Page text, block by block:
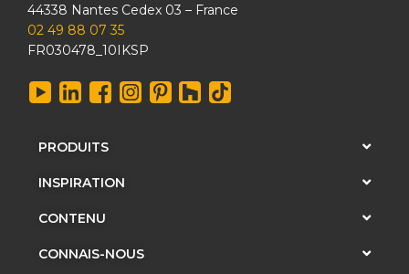
44338 Nantes Cedex 03 – France
02 49 88 07 35
FR030478_10IKSP
PRODUITS
INSPIRATION
CONTENU
CONNAIS-NOUS